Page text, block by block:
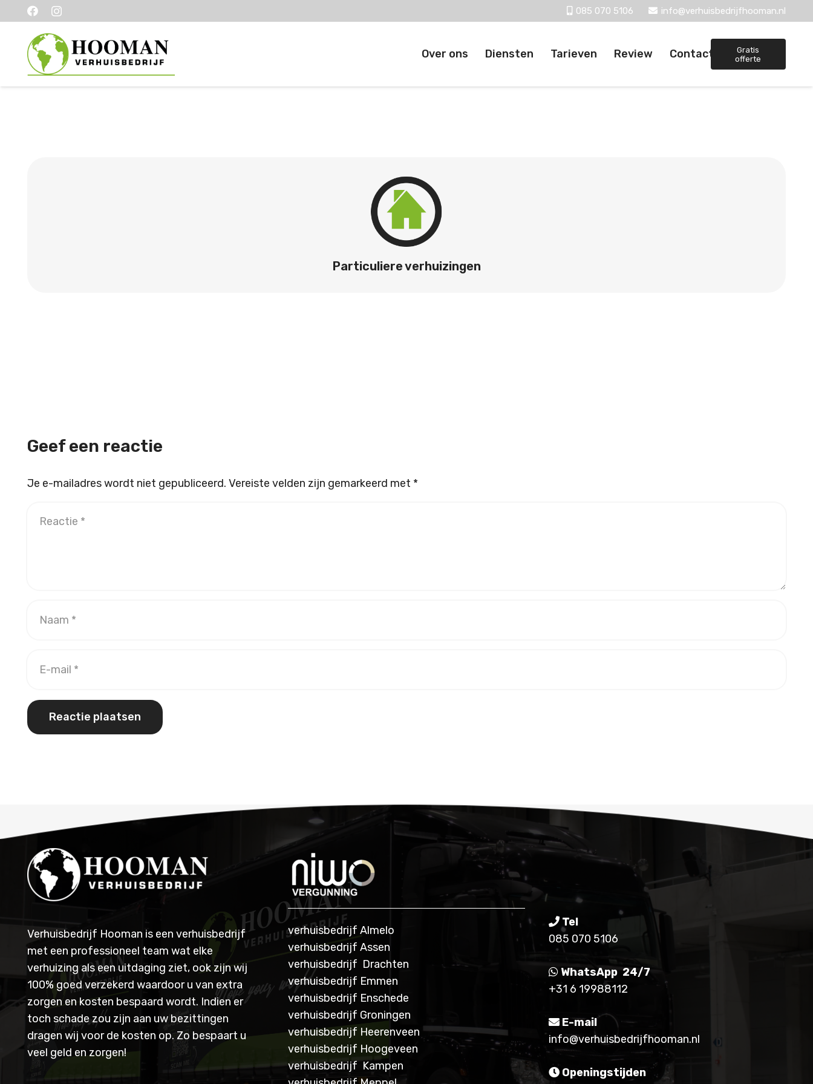
085 070 5106 info@verhuisbedrijfhooman.nl
Over ons Diensten Tarieven Review Contact
Gratis
offerte
Particuliere verhuizingen
Geef een reactie
Je e-mailadres wordt niet gepubliceerd. Vereiste velden zijn gemarkeerd met *
Reactie plaatsen
Verhuisbedrijf Hooman is een verhuisbedrijf
met een professioneel team wat elke
verhuizing als een uitdaging ziet, ook zijn wij
100% goed verzekerd waardoor u van extra
zorgen en kosten bespaard wordt. Indien er
toch schade zou zijn aan uw bezittingen
dragen wij voor de kosten op. Zo bespaart u
veel geld en zorgen!
verhuisbedrijf Almelo
verhuisbedrijf Assen
verhuisbedrijf Drachten
verhuisbedrijf Emmen
verhuisbedrijf Enschede
verhuisbedrijf Groningen
verhuisbedrijf Heerenveen
verhuisbedrijf Hoogeveen
verhuisbedrijf Kampen
Tel
085 070 5106
WhatsApp 24/7
+31 6 19988112
E-mail
info@verhuisbedrijfhooman.nl
Openingstijden